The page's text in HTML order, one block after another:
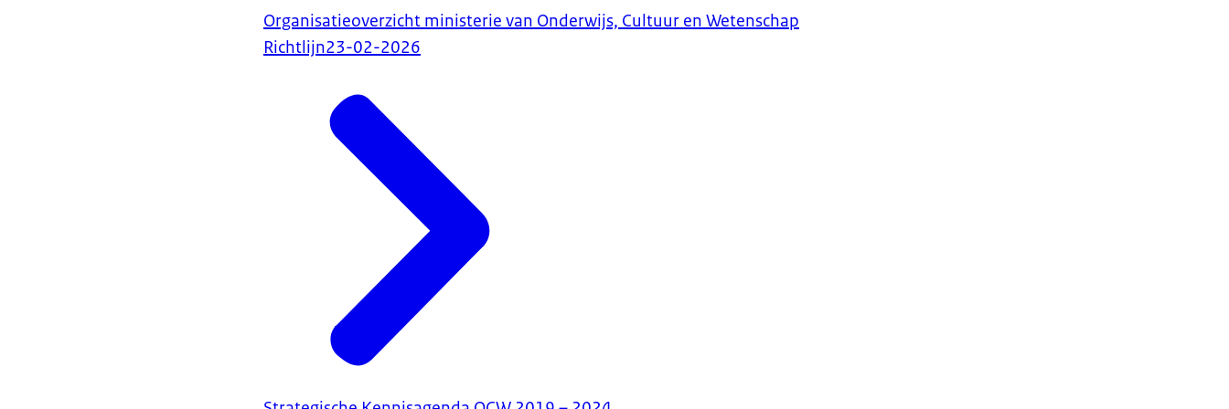
Organisatieoverzicht ministerie van Onderwijs, Cultuur en Wetenschap
Richtlijn23-02-2026